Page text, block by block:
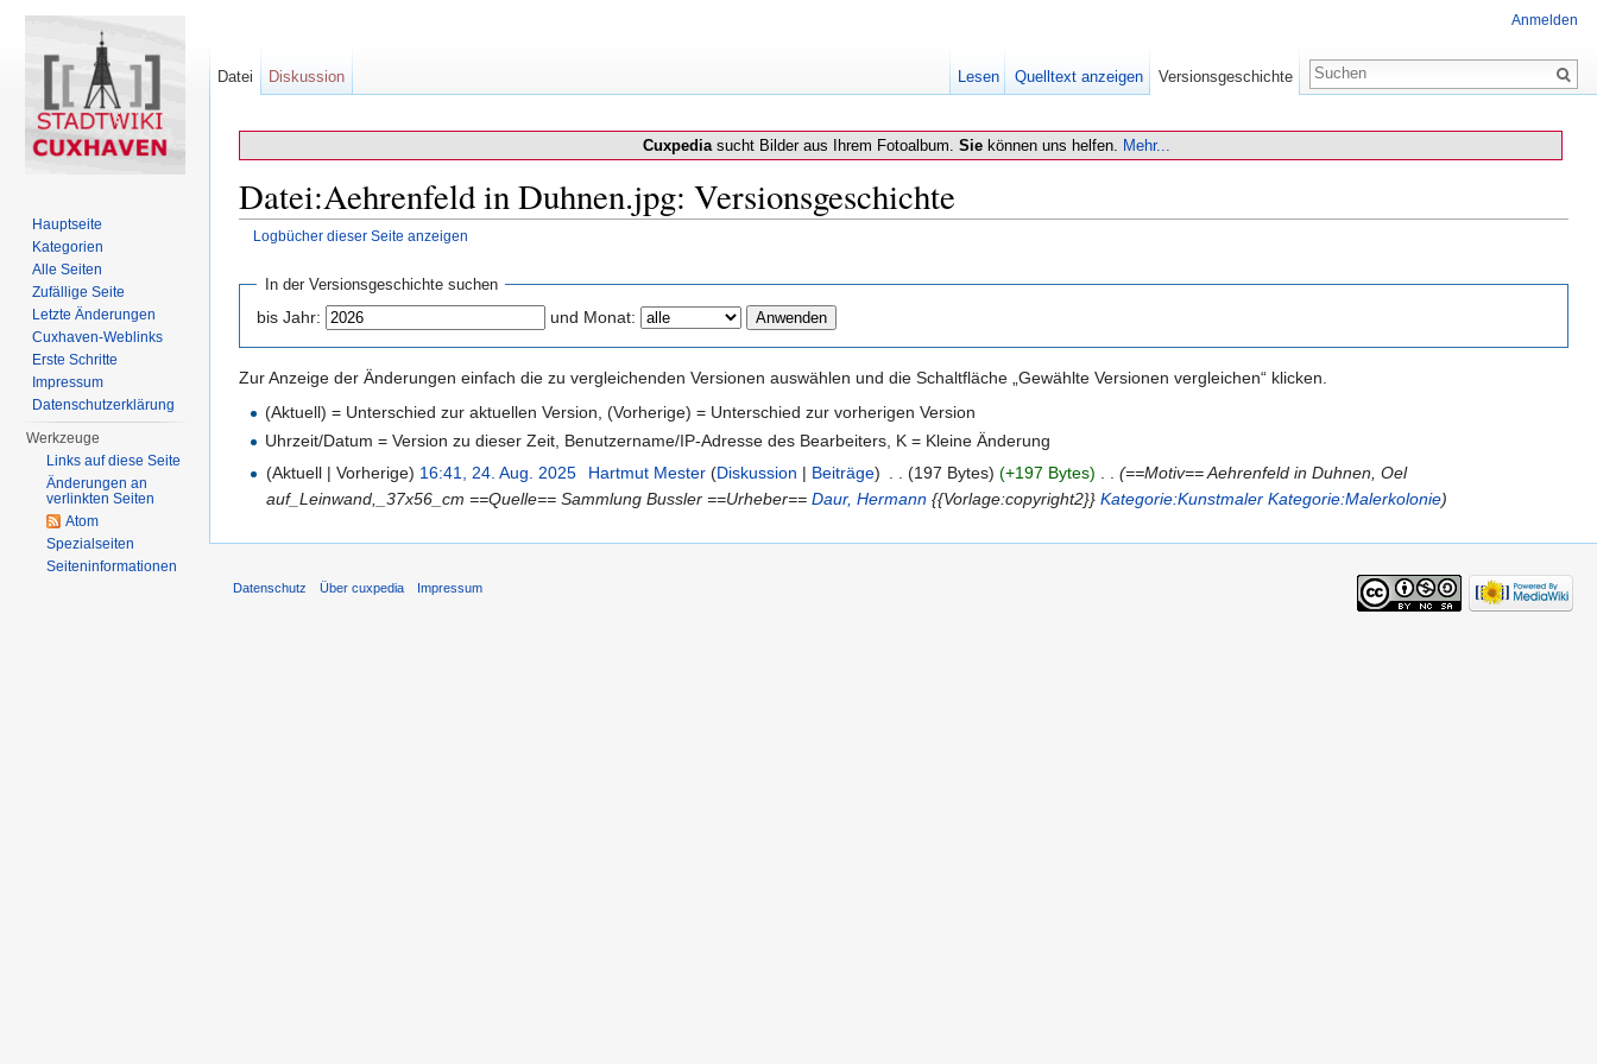
Cuxpediasucht Bilder aus Ihrem Fotoalbum. Sie können uns helfen. Mehr...
Datei:Aehrenfeld in Duhnen.jpg: Versionsgeschichte
Logbücher dieser Seite anzeigen
In der Versionsgeschichte suchen
bis Jahr: und Monat:
Zur Anzeige der Änderungen einfach die zu vergleichenden Versionen auswählen und die Schaltfläche „Gewählte Versionen vergleichen“ klicken.
(Aktuell) = Unterschied zur aktuellen Version, (Vorherige) = Unterschied zur vorherigen Version
Uhrzeit/Datum = Version zu dieser Zeit, Benutzername/IP-Adresse des Bearbeiters, K = Kleine Änderung
(Aktuell | Vorherige) 16:41, 24. Aug. 2025 Hartmut Mester (Diskussion | Beiträge) (197 Bytes) (+197 Bytes)
(==Motiv== Aehrenfeld in Duhnen, Oel
auf_Leinwand,_37x56_cm ==Quelle== Sammlung Bussler ==Urheber==Daur, Hermann {{Vorlage:copyright2}}Kategorie:Kunstmaler Kategorie:Malerkolonie)
Anmelden
Datei Diskussion Lesen Quelltext anzeigen Versionsgeschichte
Hauptseite
Kategorien
Alle Seiten
Zufällige Seite
Letzte Änderungen
Cuxhaven-Weblinks
Erste Schritte
Impressum
Datenschutzerklärung
Werkzeuge
Links auf diese Seite
Änderungen an
verlinkten Seiten
Atom
Spezialseiten
Seiten­informationen
Datenschutz Über cuxpedia Impressum